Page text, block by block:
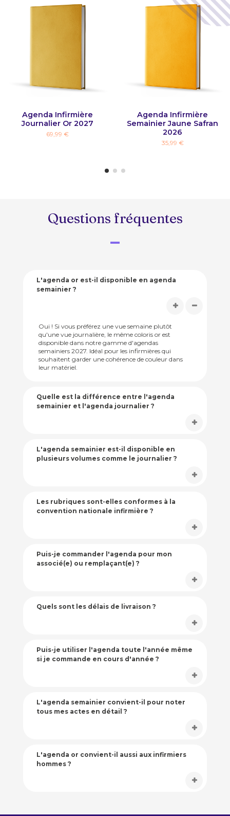
Agenda Infirmière
Journalier Or 2027
69,99 €
Agenda Infirmière
Semainier Jaune Safran
2026
35,99 €
Questions fréquentes
L'agenda or est-il disponible en agenda
semainier ?
Oui ! Si vous préférez une vue semaine plutôt
qu'une vue journalière, le même coloris or est
disponible dans notre gamme d'agendas
semainiers 2027. Idéal pour les infirmières qui
souhaitent garder une cohérence de couleur dans
leur matériel.
Quelle est la différence entre l'agenda
semainier et l'agenda journalier ?
L'agenda semainier est-il disponible en
plusieurs volumes comme le journalier ?
Les rubriques sont-elles conformes à la
convention nationale infirmière ?
Puis-je commander l'agenda pour mon
associé(e) ou remplaçant(e) ?
Quels sont les délais de livraison ?
Puis-je utiliser l'agenda toute l'année même
si je commande en cours d'année ?
L'agenda semainier convient-il pour noter
tous mes actes en détail ?
L'agenda or convient-il aussi aux infirmiers
hommes ?